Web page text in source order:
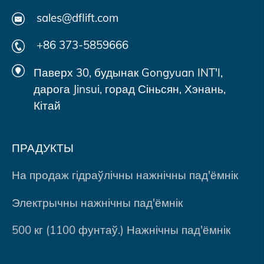
sales@dflift.com
+86 373-5859666
Паверх 30, будынак Gongyuan INT'I,
дарога Jinsui, горад Сіньсян, Хэнань,
Кітай
ПРАДУКТЫ
На продаж гідраўлічны нажнічны пад'ёмнік
Электрычны нажнічны пад'ёмнік
500 кг (1100 фунтаў.) Нажнічны пад'ёмнік